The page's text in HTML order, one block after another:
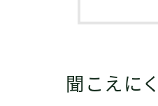
聞こえに